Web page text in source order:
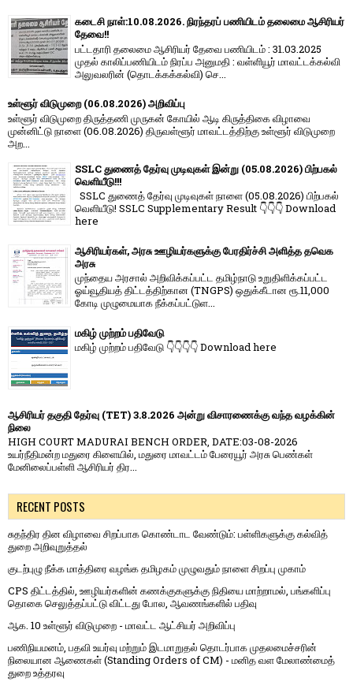
கடைசி நாள்:10.08.2026. நிரந்தரப் பணியிடம் தலைமை ஆசிரியர்
தேவை!!
பட்டதாரி தலைமை ஆசிரியர் தேவை பணியிடம் : 31.03.2025
முதல் காலிப்பணியிடம் நிரப்ப அனுமதி : வள்ளியூர் மாவட்டக்கல்வி
அலுவலரின் (தொடக்கக்கல்வி) செ...
உள்ளூர் விடுமுறை (06.08.2026) அறிவிப்பு
உள்ளூர் விடுமுறை திருத்தணி முருகன் கோயில் ஆடி கிருத்திகை விழாவை
முன்னிட்டு நாளை (06.08.2026) திருவள்ளூர் மாவட்டத்திற்கு உள்ளூர் விடுமுறை
அற...
SSLC துணைத் தேர்வு முடிவுகள் இன்று (05.08.2026) பிற்பகல்
வெளியீடு!!!
SSLC துணைத் தேர்வு முடிவுகள் நாளை (05.08.2026) பிற்பகல்
வெளியீடு! SSLC Supplementary Result 👇👇👇 Download
here
ஆசிரியர்கள், அரசு ஊழியர்களுக்கு பேரதிர்ச்சி அளித்த தவெக
அரசு
முந்தைய அரசால் அறிவிக்கப்பட்ட தமிழ்நாடு உறுதிளிக்கப்பட்ட
ஓய்வூதியத் திட்டத்திற்கான (TNGPS) ஒதுக்கீடான ரூ.11,000
கோடி முழுமையாக நீக்கப்பட்டுள...
மகிழ் முற்றம் பதிவேடு
மகிழ் முற்றம் பதிவேடு 👇👇👇👇 Download here
ஆசிரியர் தகுதி தேர்வு (TET) 3.8.2026 அன்று விசாரணைக்கு வந்த வழக்கின்
நிலை
HIGH COURT MADURAI BENCH ORDER, DATE:03-08-2026
உயர்நீதிமன்ற மதுரை கிளையில், மதுரை மாவட்டம் பேரையூர் அரசு பெண்கள்
மேனிலைப்பள்ளி ஆசிரியர் திர...
RECENT POSTS
சுதந்திர தின விழாவை சிறப்பாக கொண்டாட வேண்டும்: பள்ளிகளுக்கு கல்வித்
துறை அறிவுறுத்தல்
குடற்புழு நீக்க மாத்திரை வழங்க தமிழகம் முழுவதும் நாளை சிறப்பு முகாம்
CPS திட்டத்தில், ஊழியர்களின் கணக்குகளுக்கு நிதியை மாற்றாமல், பங்களிப்பு
தொகை செலுத்தப்பட்டு விட்டது போல, ஆவணங்களில் பதிவு
ஆக. 10 உள்ளூர் விடுமுறை - மாவட்ட ஆட்சியர் அறிவிப்பு
பணிநியமனம், பதவி உயர்வு மற்றும் இடமாறுதல் தொடர்பாக முதலமைச்சரின்
நிலையான ஆணைகள் (Standing Orders of CM) - மனித வள மேலாண்மைத்
துறை உத்தரவு